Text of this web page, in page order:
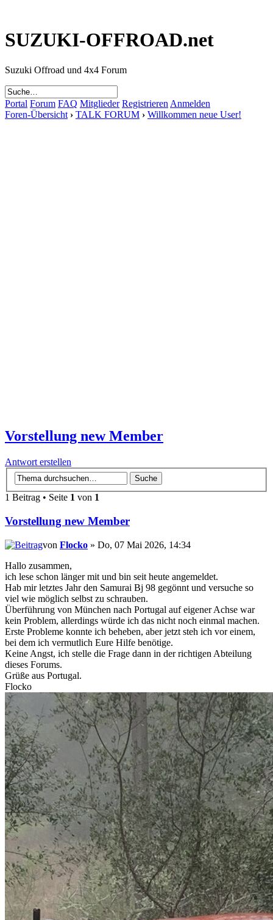
SUZUKI-OFFROAD.net
Suzuki Offroad und 4x4 Forum
Portal Forum FAQ Mitglieder Registrieren Anmelden
Foren-Übersicht › TALK FORUM › Willkommen neue User!
Vorstellung new Member
Antwort erstellen
1 Beitrag • Seite 1 von 1
Vorstellung new Member
von Flocko » Do, 07 Mai 2026, 14:34
Hallo zusammen,
ich lese schon länger mit und bin seit heute angemeldet.
Hab mir letztes Jahr den Samurai Bj 98 gegönnt und versuche so
viel wie möglich selbst zu schrauben.
Überführung von München nach Portugal auf eigener Achse war
kein Problem, allerdings würde ich das nicht noch einmal machen.
Erste Probleme konnte ich beheben, aber jetzt steh ich vor einem,
bei dem ich vermutlich Eure Hilfe benötige.
Keine Angst, ich stelle die Frage dann in der richtigen Abteilung
dieses Forums.
Grüße aus Portugal.
Flocko